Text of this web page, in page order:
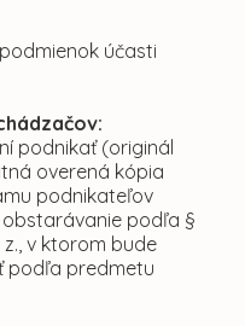
účasti
podnikať (originál
overená kópia
podnikateľov
podľa §
z., v ktorom bude
podľa predmetu